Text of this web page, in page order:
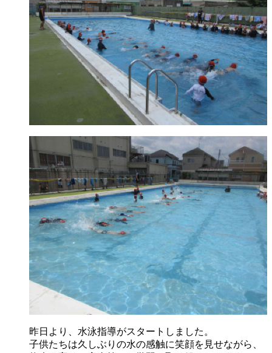
昨日より、水泳指導がスタートしました。
子供たちは久しぶりの水の感触に笑顔を見せながら、